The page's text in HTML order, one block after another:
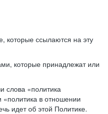
которые ссылаются на эту
которые принадлежат или
слова «политика
в отношении
идет об этой Политике.